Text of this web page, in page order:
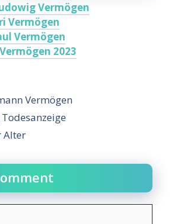
Vermögen
Vermögen
Vermögen
2023
Vermögen
Alter